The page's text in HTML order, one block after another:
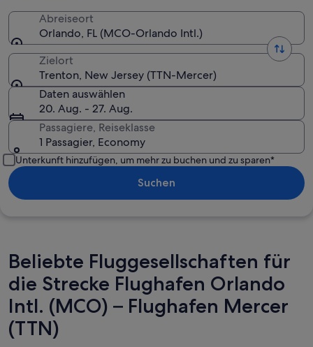
Abreiseort
Orlando, FL (MCO-Orlando Intl.)
Zielort
Trenton, New Jersey (TTN-Mercer)
Daten auswählen
20. Aug. - 27. Aug.
Passagiere, Reiseklasse
1 Passagier, Economy
Unterkunft hinzufügen, um mehr zu buchen und zu sparen*
Suchen
Beliebte Fluggesellschaften für
die Strecke Flughafen Orlando
Intl. (MCO) – Flughafen Mercer
(TTN)